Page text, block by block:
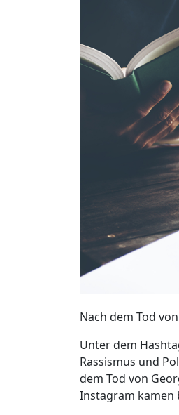
Nach dem Tod
Unter dem
Rassismus und
dem Tod von
Instagram kamen